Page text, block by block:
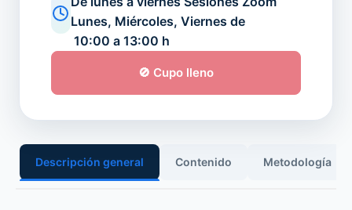
Lunes, Miércoles, Viernes de
10:00 a 13:00 h
🚫 Cupo lleno
Descripción general Contenido Metodología